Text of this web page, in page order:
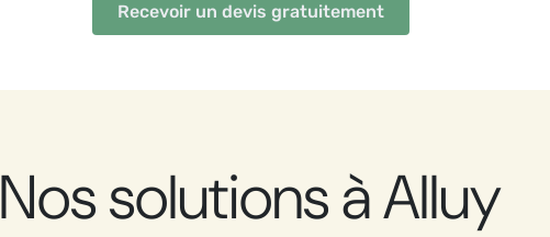
Recevoir un devis gratuitement
Nos solutions à Alluy